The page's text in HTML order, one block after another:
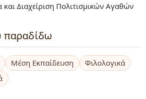
και Διαχείριση Πολιτισμικών Αγαθών
Μέση Εκπαίδευση
Φιλολογικά